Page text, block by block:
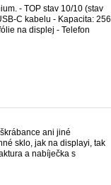
- TOP stav 10/10 (stav
kabelu - Kapacita: 256
na displej - Telefon
ani jiné
sklo, jak na displayi, tak
a nabíječka s